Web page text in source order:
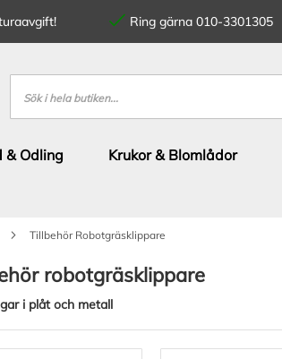
Ring gärna 010-3301305
Sök
& Odling Krukor & Blomlådor
Tillbehör Robotgräsklippare
robotgräsklippare
i plåt och metall